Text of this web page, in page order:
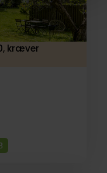
kræver